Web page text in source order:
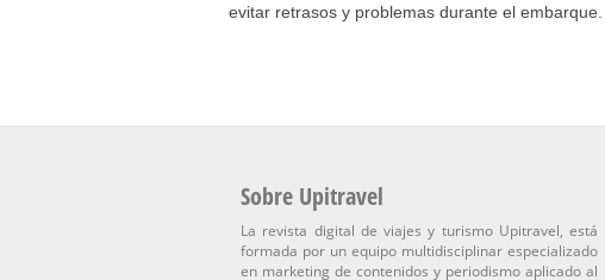
evitar retrasos y problemas durante el embarque.
Sobre Upitravel
La revista digital de viajes y turismo Upitravel, está
formada por un equipo multidisciplinar especializado
en marketing de contenidos y periodismo aplicado al